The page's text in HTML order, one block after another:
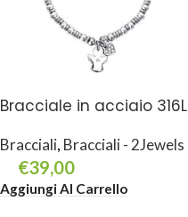
Bracciale in acciaio 316L
Bracciali, Bracciali - 2Jewels
€39,00
Aggiungi Al Carrello